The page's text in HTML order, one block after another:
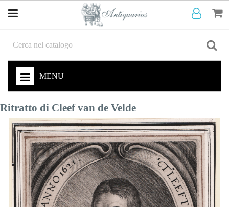
MENU
Ritratto di Cleef van de Velde